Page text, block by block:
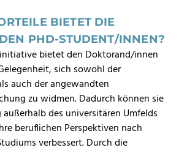
BIETET DIE
PHD-STUDENT/INNEN?
bietet den Doktorand/innen
sich sowohl der
auch der angewandten
zu widmen. Dadurch können sie
des universitären Umfelds
beruflichen Perspektiven nach
verbessert. Durch die